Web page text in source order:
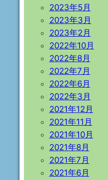
2023年5月
2023年3月
2023年2月
2022年10月
2022年8月
2022年7月
2022年6月
2022年3月
2021年12月
2021年11月
2021年10月
2021年8月
2021年7月
2021年6月